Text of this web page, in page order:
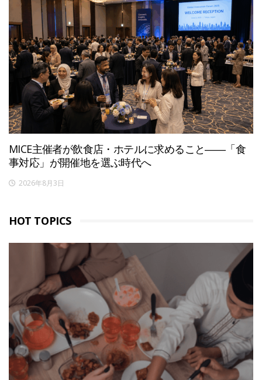
MICE主催者が飲食店・ホテルに求めること――「食
事対応」が開催地を選ぶ時代へ
2026年8月3日
HOT TOPICS